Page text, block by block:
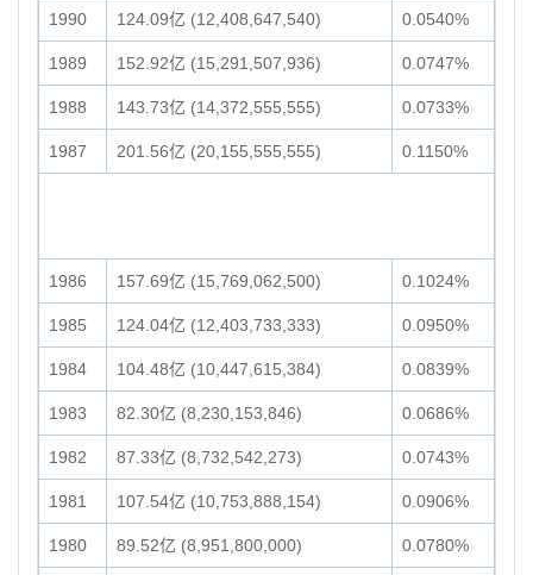
1990 124.09亿 (12,408,647,540) 0.0540%
1989 152.92亿 (15,291,507,936) 0.0747%
1988 143.73亿 (14,372,555,555) 0.0733%
1987 201.56亿 (20,155,555,555) 0.1150%
1986 157.69亿 (15,769,062,500) 0.1024%
1985 124.04亿 (12,403,733,333) 0.0950%
1984 104.48亿 (10,447,615,384) 0.0839%
1983 82.30亿 (8,230,153,846) 0.0686%
1982 87.33亿 (8,732,542,273) 0.0743%
1981 107.54亿 (10,753,888,154) 0.0906%
1980 89.52亿 (8,951,800,000) 0.0780%